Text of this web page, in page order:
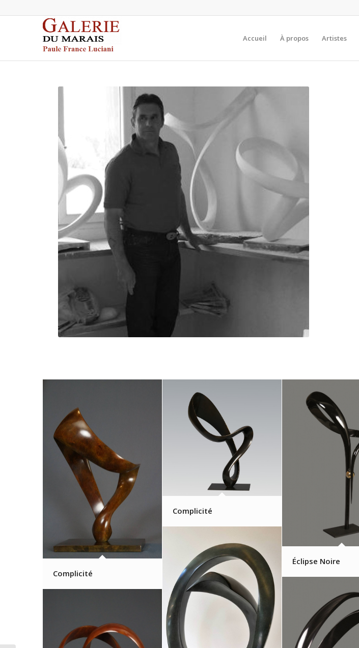
Accueil À propos Artistes
Complicité
Complicité
Éclipse Noire